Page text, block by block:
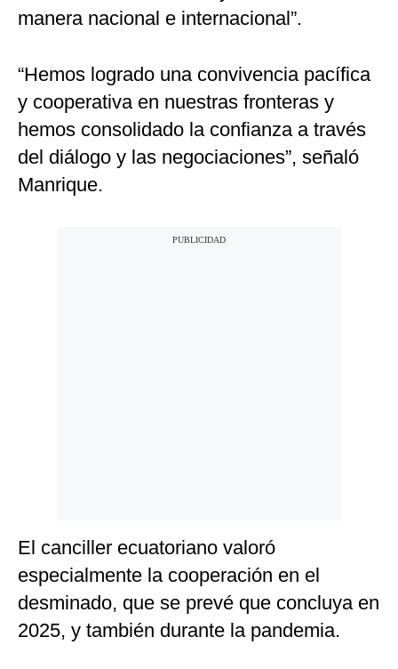
manera nacional e internacional”.
“Hemos logrado una convivencia pacífica
y cooperativa en nuestras fronteras y
hemos consolidado la confianza a través
del diálogo y las negociaciones”, señaló
Manrique.
El canciller ecuatoriano valoró
especialmente la cooperación en el
desminado, que se prevé que concluya en
2025, y también durante la pandemia.